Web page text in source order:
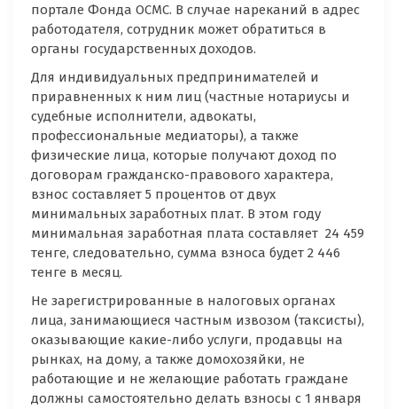
портале Фонда ОСМС. В случае нареканий в адрес
работодателя, сотрудник может обратиться в
органы государственных доходов.
Для индивидуальных предпринимателей и
приравненных к ним лиц (частные нотариусы и
судебные исполнители, адвокаты,
профессиональные медиаторы), а также
физические лица, которые получают доход по
договорам гражданско-правового характера,
взнос составляет 5 процентов от двух
минимальных заработных плат. В этом году
минимальная заработная плата составляет 24 459
тенге, следовательно, сумма взноса будет 2 446
тенге в месяц.
Не зарегистрированные в налоговых органах
лица, занимающиеся частным извозом (таксисты),
оказывающие какие-либо услуги, продавцы на
рынках, на дому, а также домохозяйки, не
работающие и не желающие работать граждане
должны самостоятельно делать взносы с 1 января